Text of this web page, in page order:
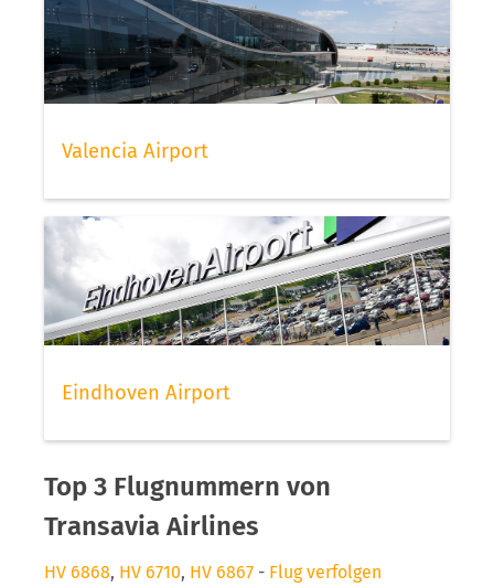
Valencia Airport
Eindhoven Airport
Top 3 Flugnummern von
Transavia Airlines
HV 6868, HV 6710, HV 6867 - Flug verfolgen